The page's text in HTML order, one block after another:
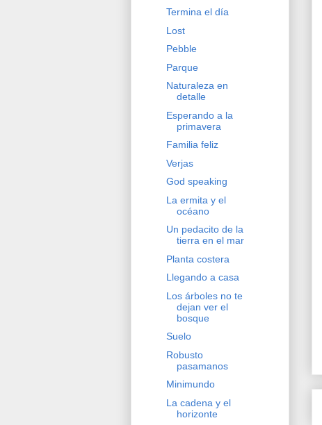
Termina el día
Lost
Pebble
Parque
Naturaleza en
detalle
Esperando a la
primavera
Familia feliz
Verjas
God speaking
La ermita y el
océano
Un pedacito de la
tierra en el mar
Planta costera
Llegando a casa
Los árboles no te
dejan ver el
bosque
Suelo
Robusto
pasamanos
Minimundo
La cadena y el
horizonte